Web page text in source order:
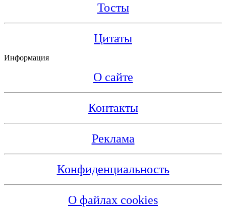
Тосты
Цитаты
Информация
О сайте
Контакты
Реклама
Конфиденциальность
О файлах cookies